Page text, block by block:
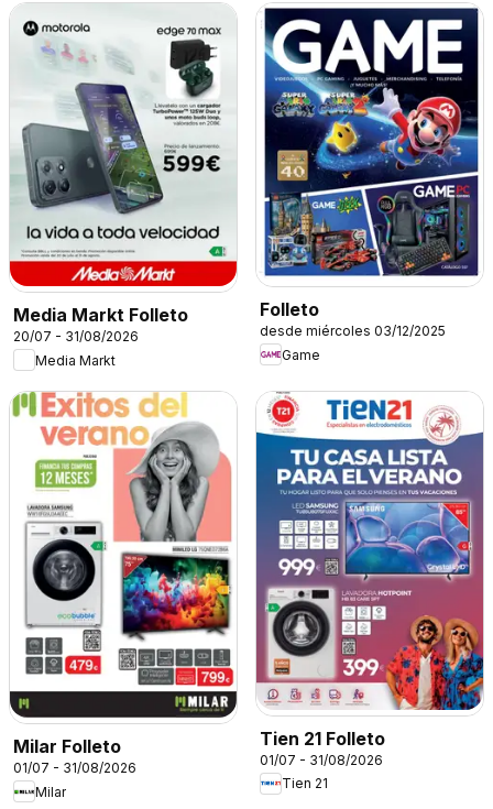
Media Markt Folleto
20/07 - 31/08/2026
Media Markt
Folleto
desde miércoles 03/12/2025
Game
Milar Folleto
01/07 - 31/08/2026
Milar
Tien 21 Folleto
01/07 - 31/08/2026
Tien 21